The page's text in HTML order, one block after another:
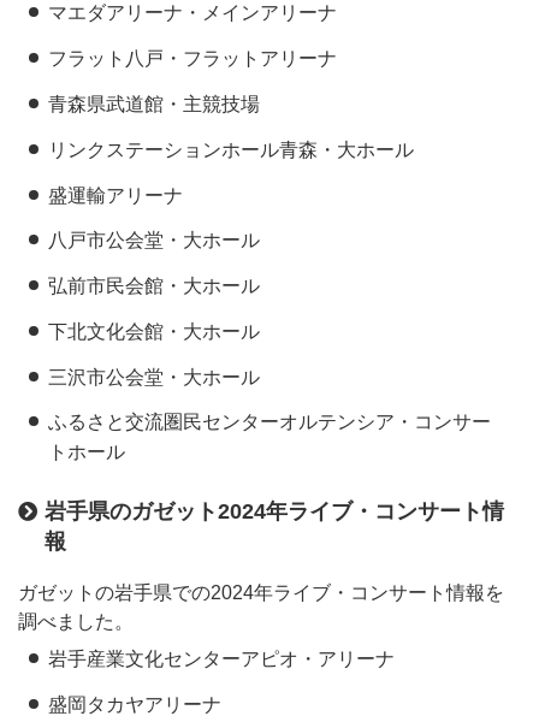
マエダアリーナ・メインアリーナ
フラット八戸・フラットアリーナ
青森県武道館・主競技場
リンクステーションホール青森・大ホール
盛運輸アリーナ
八戸市公会堂・大ホール
弘前市民会館・大ホール
下北文化会館・大ホール
三沢市公会堂・大ホール
ふるさと交流圏民センターオルテンシア・コンサー
トホール
岩手県のガゼット2024年ライブ・コンサート情
報
ガゼットの岩手県での2024年ライブ・コンサート情報を
調べました。
岩手産業文化センターアピオ・アリーナ
盛岡タカヤアリーナ